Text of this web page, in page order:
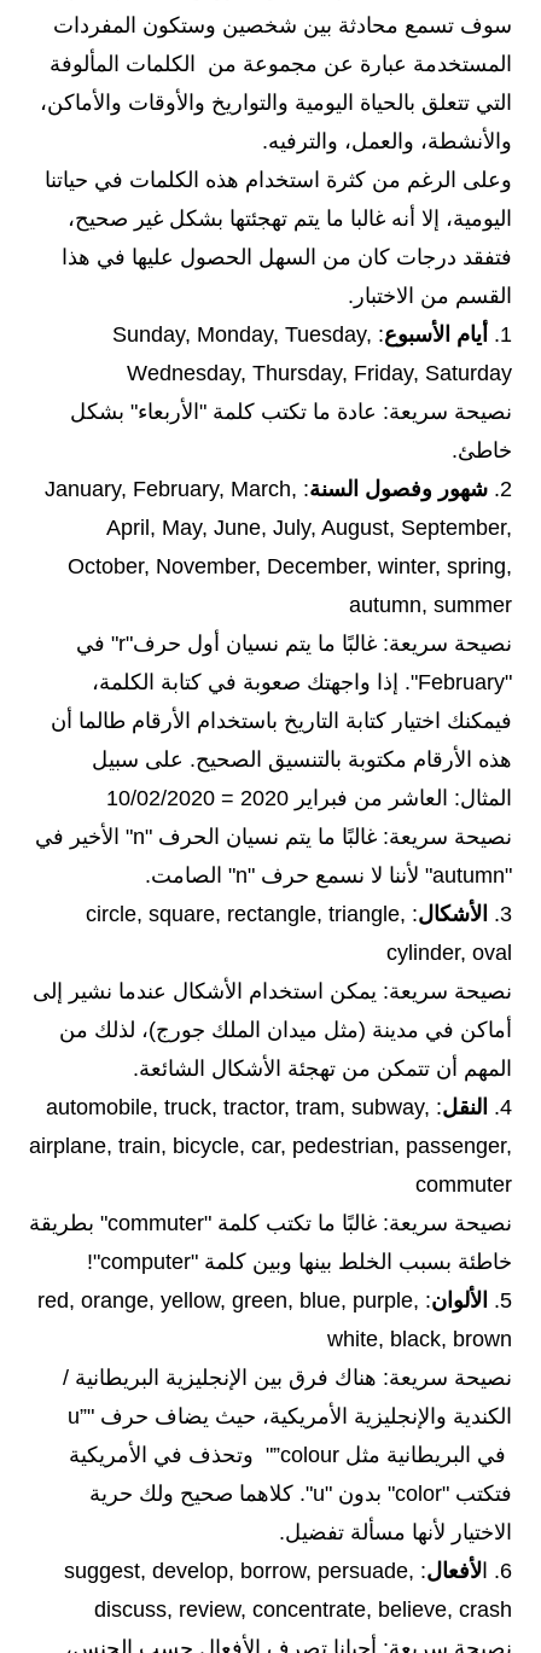
سوف تسمع محادثة بين شخصين وستكون المفردات
المستخدمة عبارة عن مجموعة من الكلمات المألوفة
التي تتعلق بالحياة اليومية والتواريخ والأوقات والأماكن،
والأنشطة، والعمل، والترفيه.
وعلى الرغم من كثرة استخدام هذه الكلمات في حياتنا
اليومية، إلا أنه غالبا ما يتم تهجئتها بشكل غير صحيح،
فتفقد درجات كان من السهل الحصول عليها في هذا
القسم من الاختبار.
1.
أيام الأسبوع : Sunday, Monday, Tuesday,
Wednesday, Thursday, Friday, Saturday
نصيحة سريعة: عادة ما تكتب كلمة "الأربعاء" بشكل
خاطئ.
2. شهور وفصول السنة : January, February, March,
April, May, June, July, August, September,
October, November, December, winter, spring,
autumn, summer
نصيحة سريعة: غالبًا ما يتم نسيان أول حرف"r" في
"February". إذا واجهتك صعوبة في كتابة الكلمة،
فيمكنك اختيار كتابة التاريخ باستخدام الأرقام طالما أن
هذه الأرقام مكتوبة بالتنسيق الصحيح. على سبيل
المثال: العاشر من فبراير 2020 = 10/02/2020
نصيحة سريعة: غالبًا ما يتم نسيان الحرف "n" الأخير في
"autumn" لأننا لا نسمع حرف "n" الصامت.
3.
الأشكال : circle, square, rectangle, triangle,
cylinder, oval
نصيحة سريعة: يمكن استخدام الأشكال عندما نشير إلى
أماكن في مدينة (مثل ميدان الملك جورج)، لذلك من
المهم أن تتمكن من تهجئة الأشكال الشائعة.
4.
النقل : automobile, truck, tractor, tram, subway,
airplane, train, bicycle, car, pedestrian, passenger,
commuter
نصيحة سريعة: غالبًا ما تكتب كلمة "commuter" بطريقة
خاطئة بسبب الخلط بينها وبين كلمة "computer"!
5.
الألوان : red, orange, yellow, green, blue, purple,
white, black, brown
نصيحة سريعة: هناك فرق بين الإنجليزية البريطانية /
الكندية والإنجليزية الأمريكية، حيث يضاف حرف "”u
في البريطانية مثل colour”" وتحذف في الأمريكية
فتكتب "color" بدون "u". كلاهما صحيح ولك حرية
الاختيار لأنها مسألة تفضيل.
6. ا
لأفعال : suggest, develop, borrow, persuade,
discuss, review, concentrate, believe, crash
نصيحة سريعة: أحيانا تصرف الأفعال حسب الجنس،